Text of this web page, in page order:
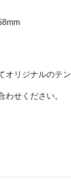
オリジナルのテン
せください。